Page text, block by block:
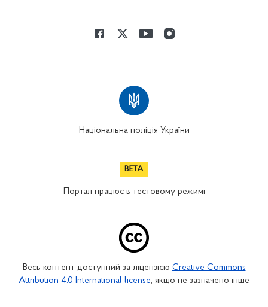
Національна поліція України
Портал працює в тестовому режимі
Весь контент доступний за ліцензією Creative Commons
Attribution 4.0 International license, якщо не зазначено інше